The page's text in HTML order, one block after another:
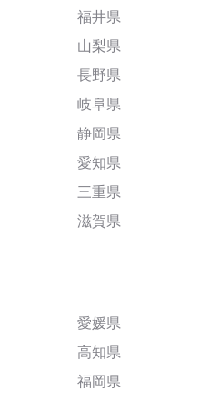
福井県
山梨県
長野県
岐阜県
静岡県
愛知県
三重県
滋賀県
愛媛県
高知県
福岡県